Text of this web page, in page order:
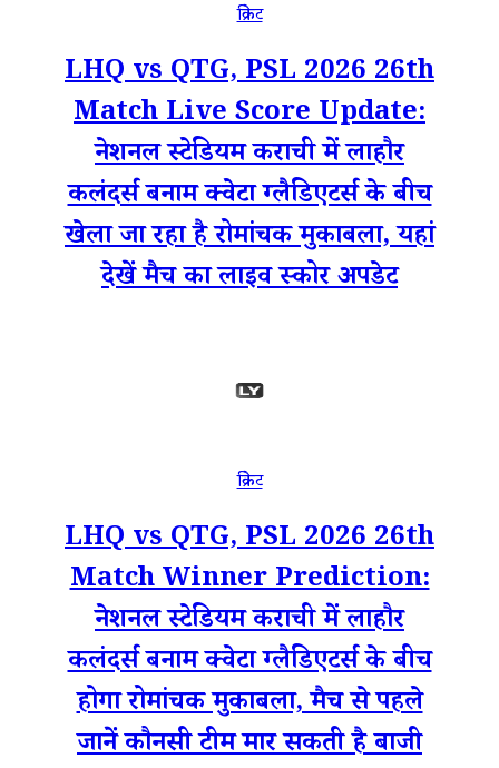
क्रिकेट
LHQ vs QTG, PSL 2026 26th
Match Live Score Update:
नेशनल स्टेडियम कराची में लाहौर
कलंदर्स बनाम क्वेटा ग्लैडिएटर्स के बीच
खेला जा रहा है रोमांचक मुकाबला, यहां
देखें मैच का लाइव स्कोर अपडेट
क्रिकेट
LHQ vs QTG, PSL 2026 26th
Match Winner Prediction:
नेशनल स्टेडियम कराची में लाहौर
कलंदर्स बनाम क्वेटा ग्लैडिएटर्स के बीच
होगा रोमांचक मुकाबला, मैच से पहले
जानें कौनसी टीम मार सकती है बाजी